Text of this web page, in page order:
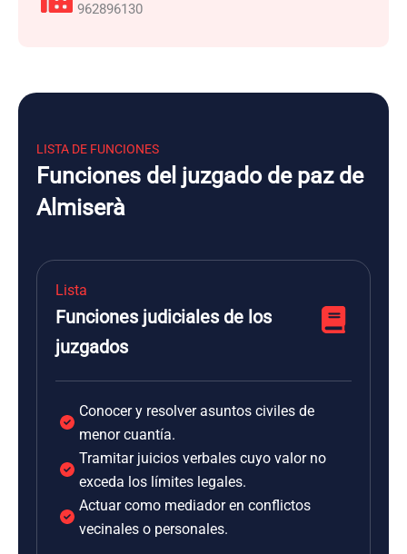
962896130
LISTA DE FUNCIONES
Funciones del juzgado de paz de
Almiserà
Lista
Funciones judiciales de los
juzgados
Conocer y resolver asuntos civiles de
menor cuantía.
Tramitar juicios verbales cuyo valor no
exceda los límites legales.
Actuar como mediador en conflictos
vecinales o personales.